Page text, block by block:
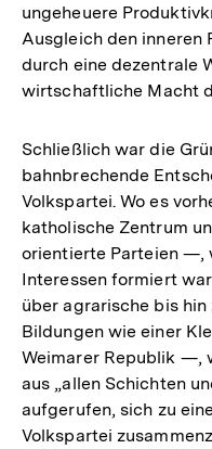
ungeheuere
Ausgleich den inneren
durch eine dezentrale
wirtschaftliche Macht
Schließlich war die
bahnbrechende
Volkspartei. Wo es
katholische Zentrum
orientierte Parteien —,
Interessen formiert
über agrarische bis
Bildungen wie einer
Weimarer Republik —,
aus „allen Schichten
aufgerufen, sich zu
Volkspartei